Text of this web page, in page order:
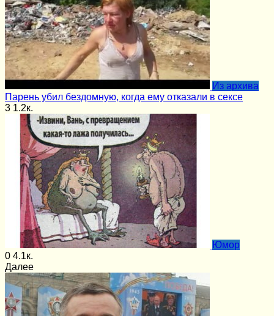
Из архива
Парень убил бездомную, когда ему отказали в сексе
3 1.2к.
Юмор
0 4.1к.
Далее